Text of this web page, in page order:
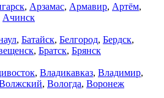
, Арзамас, Армавир, Артём,
Ачинск
, Батайск, Белгород, Бердск,
, Братск, Брянск
, Владикавказ, Владимир,
, Вологда, Воронеж